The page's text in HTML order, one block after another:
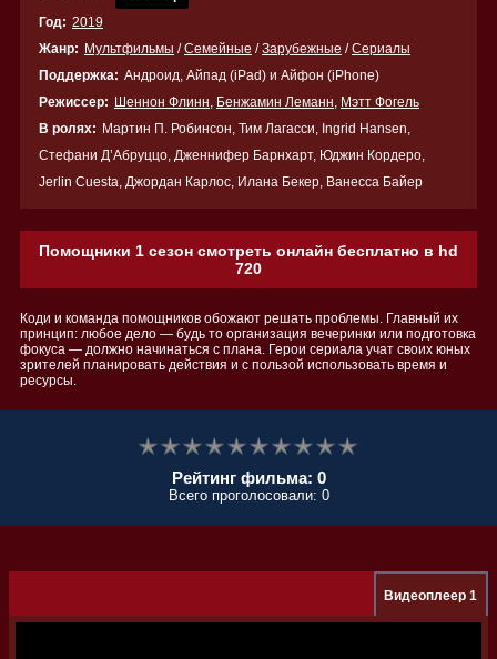
Год: 2019
Жанр: Мультфильмы /Семейные /Зарубежные /Сериалы
Поддержка: Андроид, Айпад (iPad) и Айфон (iPhone)
Режиссер: Шеннон Флинн, Бенжамин Леманн, Мэтт Фогель
В ролях: Мартин П. Робинсон, Тим Лагасси, Ingrid Hansen,
Стефани Д’Абруццо, Дженнифер Барнхарт, Юджин Кордеро,
Jerlin Cuesta, Джордан Карлос, Илана Бекер, Ванесса Байер
Помощники 1 сезон смотреть онлайн бесплатно в hd
720
Коди и команда помощников обожают решать проблемы. Главный их
принцип: любое дело — будь то организация вечеринки или подготовка
фокуса — должно начинаться с плана. Герои сериала учат своих юных
зрителей планировать действия и с пользой использовать время и
ресурсы.
Рейтинг фильма: 0
Всего проголосовали: 0
Видеоплеер 1